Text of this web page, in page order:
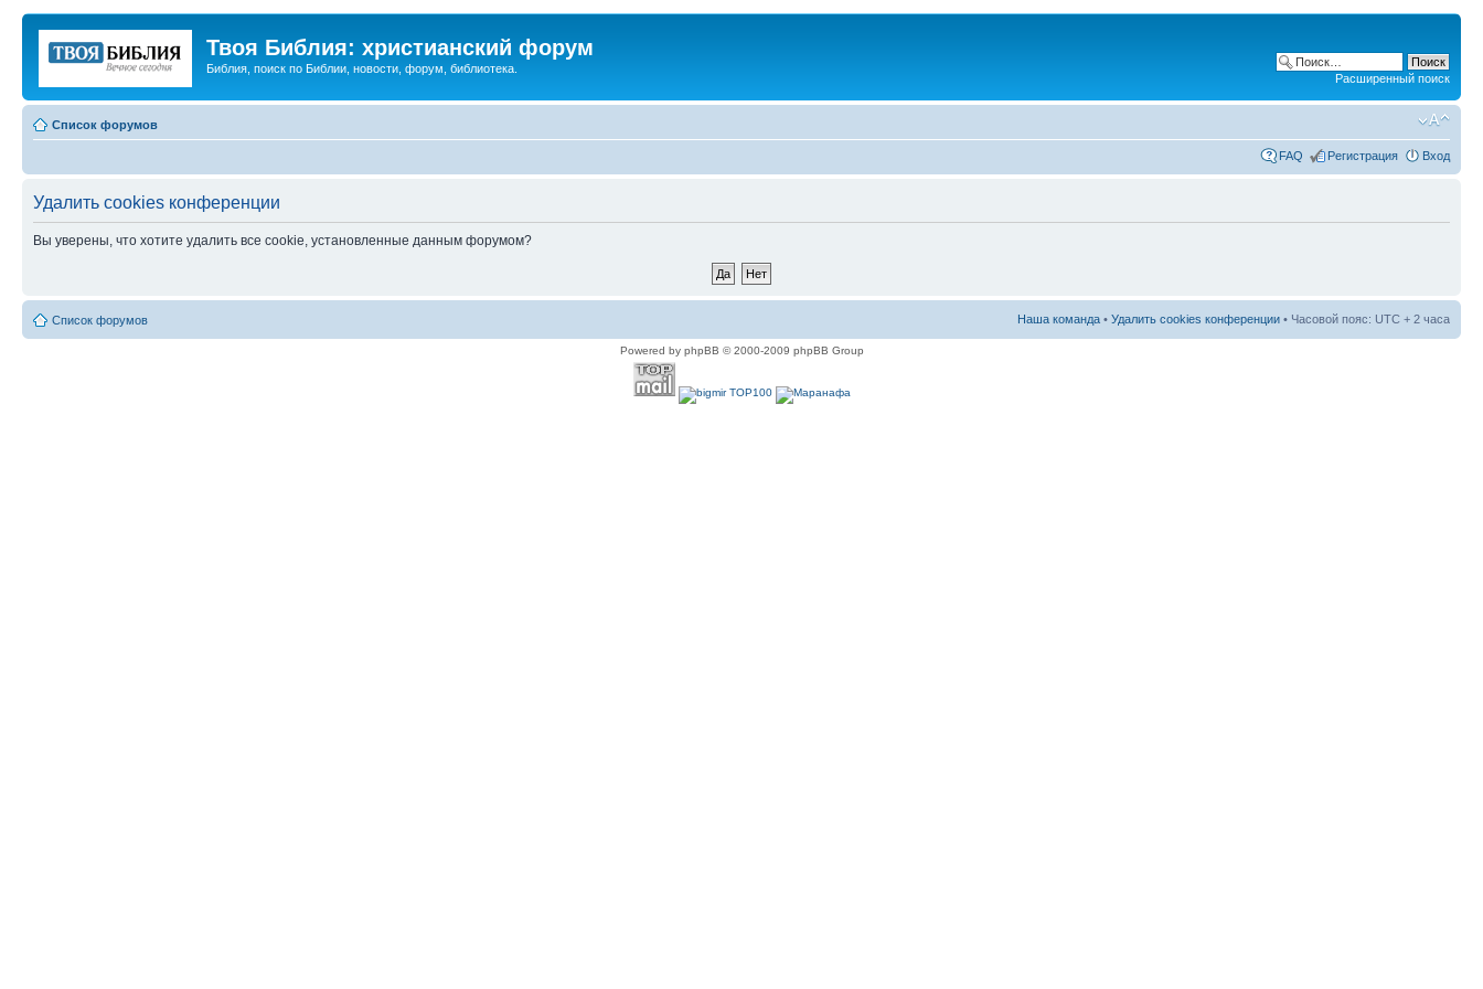
Твоя Библия: христианский форум
Библия, поиск по Библии, новости, форум, библиотека.
Расширенный поиск
Список форумов
FAQ Регистрация Вход
Удалить cookies конференции
Вы уверены, что хотите удалить все cookie, установленные данным форумом?
Список форумов Наша команда • Удалить cookies конференции • Часовой пояс: UTC + 2 часа
Powered by phpBB © 2000-2009 phpBB Group